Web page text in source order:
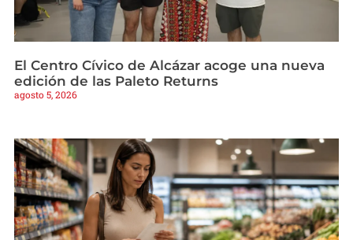
El Centro Cívico de Alcázar acoge una nueva
edición de las Paleto Returns
agosto 5, 2026